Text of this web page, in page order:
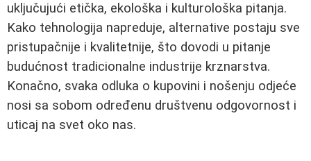
uključujući etička, ekološka i kulturološka pitanja.
Kako tehnologija napreduje, alternative postaju sve
pristupačnije i kvalitetnije, što dovodi u pitanje
budućnost tradicionalne industrije krznarstva.
Konačno, svaka odluka o kupovini i nošenju odjeće
nosi sa sobom određenu društvenu odgovornost i
uticaj na svet oko nas.